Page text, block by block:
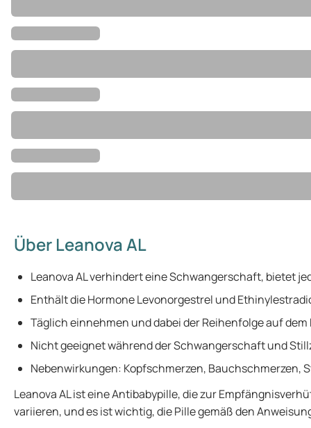
Über Leanova AL
Leanova AL verhindert eine Schwangerschaft, bietet
Enthält die Hormone Levonorgestrel und
Täglich einnehmen und dabei der Reihenfolge auf
Nicht geeignet während der Schwangerschaft und
Nebenwirkungen: Kopfschmerzen, Bauchschmerzen,
Leanova AL ist eine Antibabypille, die zur
variieren, und es ist wichtig, die Pille gemäß den